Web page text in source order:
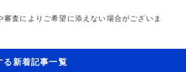
査によりご希望に添えない場合がございま
る新着記事一覧